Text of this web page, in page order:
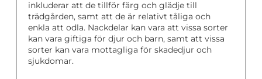
inkluderar att de tillför färg och glädje till
trädgården, samt att de är relativt tåliga och
enkla att odla. Nackdelar kan vara att vissa sorter
kan vara giftiga för djur och barn, samt att vissa
sorter kan vara mottagliga för skadedjur och
sjukdomar.